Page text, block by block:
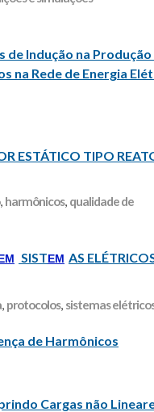
de Indução na Produção
na Rede de Energia
ESTÁTICO TIPO
, harmônicos, qualidade de
SISTEM AS
, protocolos, sistemas
de Harmônicos
Cargas não